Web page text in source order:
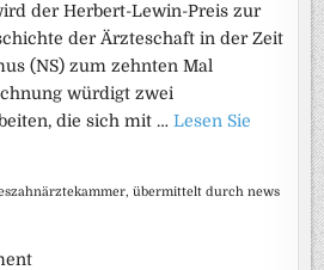
der Herbert-Lewin-Preis zur
der Ärzteschaft in der Zeit
(NS) zum zehnten Mal
würdigt zwei
die sich mit …Lesen Sie
übermittelt durch news